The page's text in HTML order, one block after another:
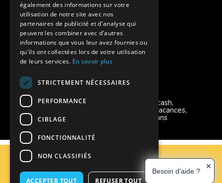
Charte de confidentialité
Vacances Adaptées Adulte Supernova
Modes de règlement acceptés
Chèque, Virement, Espèces, Mandats cash,
Bons CAF, Conseil général, Chèques vacances,
Carte bancaire, Prise en charge reçu sans
règlement, Prélèvement, Pass Colo
Plan du site
Besoin d'aide ?
✕
également des informations sur votre
utilisation de notre site avec nos
partenaires de publicité et d'analyse qui
peuvent les combiner avec d'autres
informations que vous leur avez fournies ou
qu'ils ont collectées lors de votre utilisation
de leurs services. En savoir plus
STRICTEMENT NÉCESSAIRES
PERFORMANCE
CIBLAGE
FONCTIONNALITÉ
NON CLASSIFIÉS
ACCEPTER TOUT REFUSER TOUT